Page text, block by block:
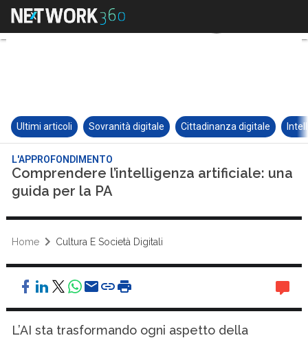
Ultimi articoli Sovranità digitale Cittadinanza digitale
L'APPROFONDIMENTO
Comprendere l’intelligenza artificiale: una
guida per la PA
Home Cultura E Società Digitali
L’AI sta trasformando ogni aspetto della